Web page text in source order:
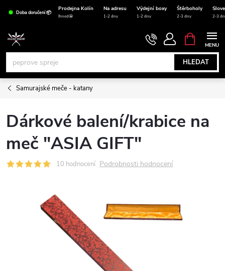
obsah
Doba doručení 📦
Prodejna Kolín Na adresu Výdejní boxy Štěrboholy
Ihned🤩 1-2 dny 1-2 dny 2-3 dny 2-3
HLEDAT
NÁKUPNÍ
KOŠÍK
Samurajské meče - katany
Dárkové balení/krabice na
meč "ASIA GIFT"
10 hodnocení Podrobnosti hodnocení